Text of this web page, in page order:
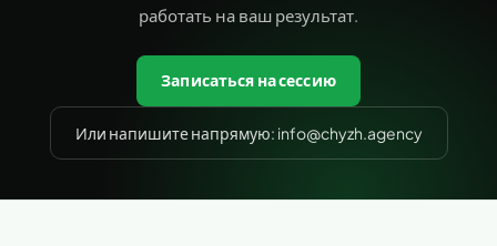
работать на ваш результат.
Записаться на сессию
Или напишите напрямую: info@chyzh.agency